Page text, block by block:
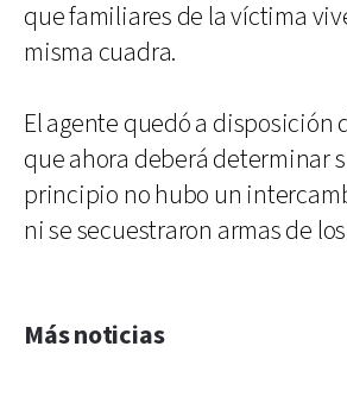
que familiares de la víctima
misma cuadra.
El agente quedó a disposición
que ahora deberá determinar
principio no hubo un
ni se secuestraron armas de
Más noticias